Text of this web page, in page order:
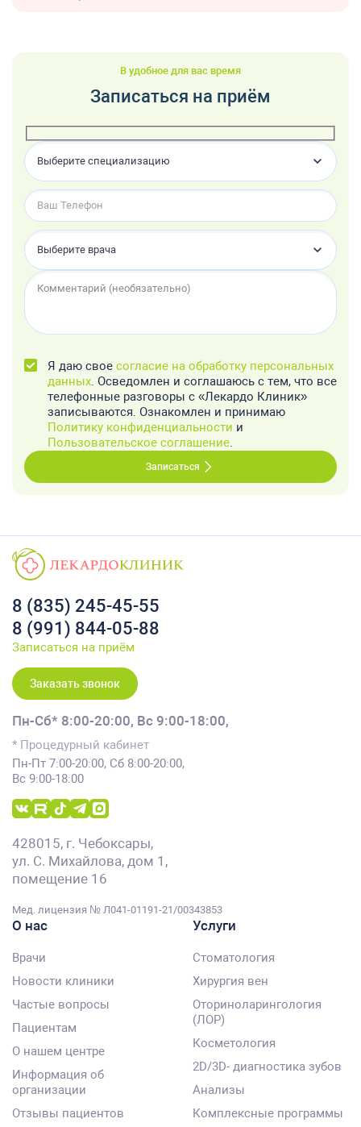
В удобное для вас время
Записаться на приём
Выберите специализацию
Выберите врача
Я даю свое согласие на обработку персональных
данных. Осведомлен и соглашаюсь с тем, что все
телефонные разговоры с «Лекардо Клиник»
записываются. Ознакомлен и принимаю
Политику конфиденциальности и
Пользовательское соглашение.
Записаться
8 (835) 245-45-55
8 (991) 844-05-88
Записаться на приём
Заказать звонок
Пн-Сб* 8:00-20:00, Вс 9:00-18:00,
* Процедурный кабинет
Пн-Пт 7:00-20:00, Сб 8:00-20:00,
Вс 9:00-18:00
428015, г. Чебоксары,
ул. С. Михайлова, дом 1,
помещение 16
Мед. лицензия № Л041-01191-21/00343853
О нас
Врачи
Новости клиники
Частые вопросы
Пациентам
О нашем центре
Информация об
организации
Отзывы пациентов
Услуги
Стоматология
Хирургия вен
Оториноларингология
(ЛОР)
Косметология
2D/3D- диагностика зубов
Анализы
Комплексные программы